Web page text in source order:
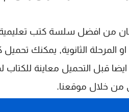
من افضل سلسة كتب
او المرحلة الثانوية, يمكنك
قبل التحميل معاينة